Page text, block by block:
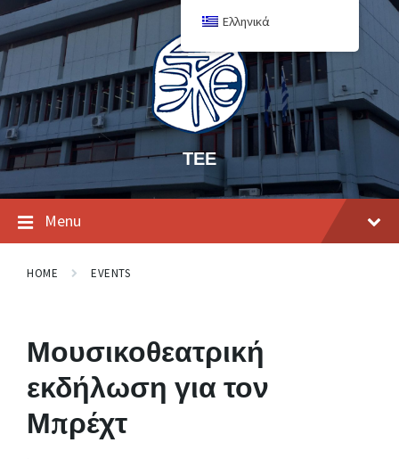
ΤΕΕ
Menu
HOME EVENTS
Μουσικοθεατρική
εκδήλωση για τον
Μπρέχτ
Ελληνικά